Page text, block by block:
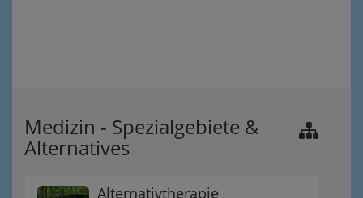
Medizin - Spezialgebiete &
Alternatives
Alternativtherapie